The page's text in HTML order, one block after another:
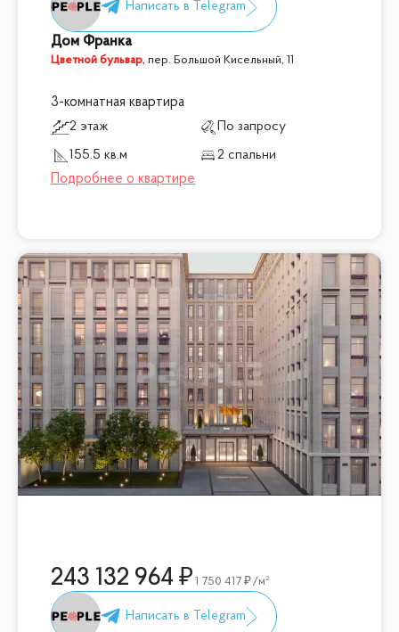
Дом Франка
Цветной бульвар,пер. Большой Кисельный, 11
3-комнатная квартира
2 этаж
По запросу
155.5 кв.м
2 спальни
243 132 964 1 750 417 /м²